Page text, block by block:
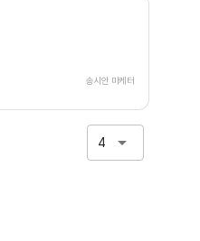
송시안 마케터
4